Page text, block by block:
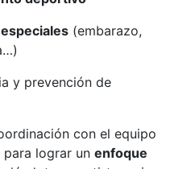
(embarazo,
y prevención de
con el equipo
lograr un enfoque